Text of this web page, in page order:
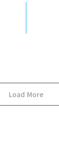
Load More